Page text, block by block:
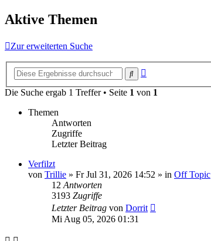
Aktive Themen
Zur erweiterten Suche
Suche
Die Suche ergab 1 Treffer • Seite 1 von 1
Themen
Antworten
Zugriffe
Letzter Beitrag
Verfilzt
von Trillie » Fr Jul 31, 2026 14:52 » in Off Topic
12 Antworten
3193 Zugriffe
Letzter Beitrag von Dorrit
Mi Aug 05, 2026 01:31